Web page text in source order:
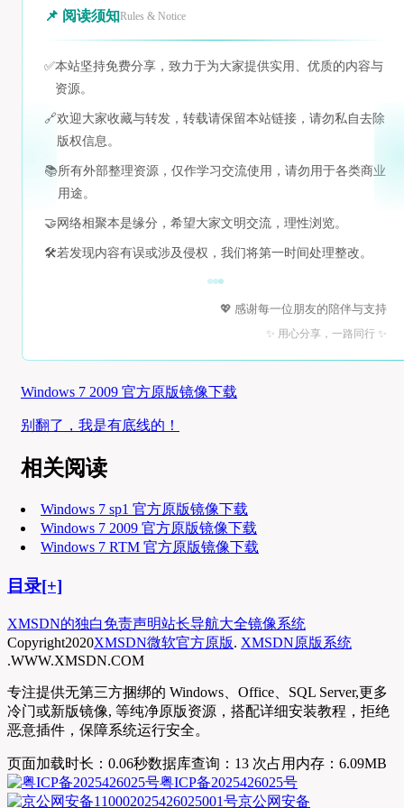
📌 阅读须知Rules & Notice
✅本站坚持免费分享，致力于为大家提供实用、优质的内容与
资源。
🔗欢迎大家收藏与转发，转载请保留本站链接，请勿私自去除
版权信息。
📚所有外部整理资源，仅作学习交流使用，请勿用于各类商业
用途。
🤝 网络相聚本是缘分，希望大家文明交流，理性浏览。
🛠️若发现内容有误或涉及侵权，我们将第一时间处理整改。
💖 感谢每一位朋友的陪伴与支持
✨ 用心分享，一路同行 ✨
Windows 7 2009 官方原版镜像下载
别翻了，我是有底线的！
相关阅读
Windows 7 sp1 官方原版镜像下载
Windows 7 2009 官方原版镜像下载
Windows 7 RTM 官方原版镜像下载
目录[+]
XMSDN的独白免责声明站长导航大全镜像系统
Copyright2020XMSDN微软官方原版. XMSDN原版系统
.WWW.XMSDN.COM
专注提供无第三方捆绑的 Windows、Office、SQL Server,更多
冷门或新版镜像, 等纯净原版资源，搭配详细安装教程，拒绝
恶意插件，保障系统运行安全。
页面加载时长：0.06秒数据库查询：13 次占用内存：6.09MB
粤ICP备2025426025号
京公网安备